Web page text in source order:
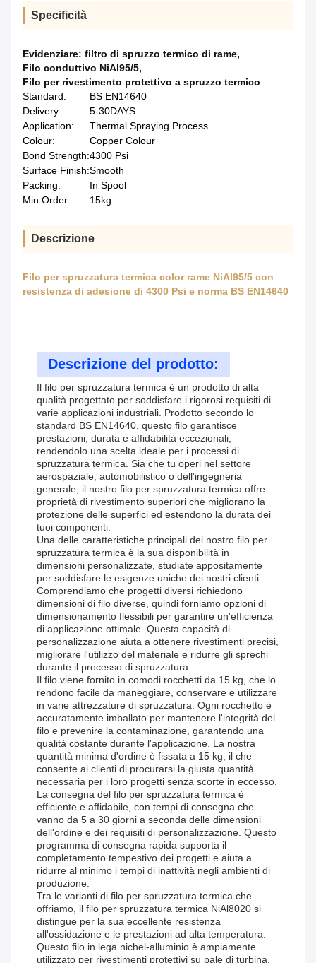
Specificità
Evidenziare: filtro di spruzzo termico di rame,
Filo conduttivo NiAl95/5,
Filo per rivestimento protettivo a spruzzo termico
Standard:
BS EN14640
Delivery:
5-30DAYS
Application:
Thermal Spraying Process
Colour:
Copper Colour
Bond Strength:4300 Psi
Surface Finish:Smooth
Packing:
In Spool
Min Order:
15kg
Descrizione
Filo per spruzzatura termica color rame NiAl95/5 con
resistenza di adesione di 4300 Psi e norma BS EN14640
Descrizione del prodotto:
Il filo per spruzzatura termica è un prodotto di alta
qualità progettato per soddisfare i rigorosi requisiti di
varie applicazioni industriali. Prodotto secondo lo
standard BS EN14640, questo filo garantisce
prestazioni, durata e affidabilità eccezionali,
rendendolo una scelta ideale per i processi di
spruzzatura termica. Sia che tu operi nel settore
aerospaziale, automobilistico o dell'ingegneria
generale, il nostro filo per spruzzatura termica offre
proprietà di rivestimento superiori che migliorano la
protezione delle superfici ed estendono la durata dei
tuoi componenti.
Una delle caratteristiche principali del nostro filo per
spruzzatura termica è la sua disponibilità in
dimensioni personalizzate, studiate appositamente
per soddisfare le esigenze uniche dei nostri clienti.
Comprendiamo che progetti diversi richiedono
dimensioni di filo diverse, quindi forniamo opzioni di
dimensionamento flessibili per garantire un'efficienza
di applicazione ottimale. Questa capacità di
personalizzazione aiuta a ottenere rivestimenti precisi,
migliorare l'utilizzo del materiale e ridurre gli sprechi
durante il processo di spruzzatura.
Il filo viene fornito in comodi rocchetti da 15 kg, che lo
rendono facile da maneggiare, conservare e utilizzare
in varie attrezzature di spruzzatura. Ogni rocchetto è
accuratamente imballato per mantenere l'integrità del
filo e prevenire la contaminazione, garantendo una
qualità costante durante l'applicazione. La nostra
quantità minima d'ordine è fissata a 15 kg, il che
consente ai clienti di procurarsi la giusta quantità
necessaria per i loro progetti senza scorte in eccesso.
La consegna del filo per spruzzatura termica è
efficiente e affidabile, con tempi di consegna che
vanno da 5 a 30 giorni a seconda delle dimensioni
dell'ordine e dei requisiti di personalizzazione. Questo
programma di consegna rapida supporta il
completamento tempestivo dei progetti e aiuta a
ridurre al minimo i tempi di inattività negli ambienti di
produzione.
Tra le varianti di filo per spruzzatura termica che
offriamo, il filo per spruzzatura termica NiAl8020 si
distingue per la sua eccellente resistenza
all'ossidazione e le prestazioni ad alta temperatura.
Questo filo in lega nichel-alluminio è ampiamente
utilizzato per rivestimenti protettivi su pale di turbina,